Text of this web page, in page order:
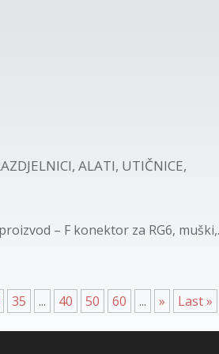
ALATI, UTIČNICE,
– F konektor za RG6,
35 ... 40 50 60 ... » Last »